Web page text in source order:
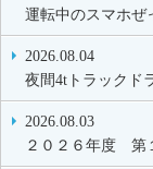
運転中のスマホぜ
2026.08.04
夜間4tトラックド
2026.08.03
２０２６年度 第